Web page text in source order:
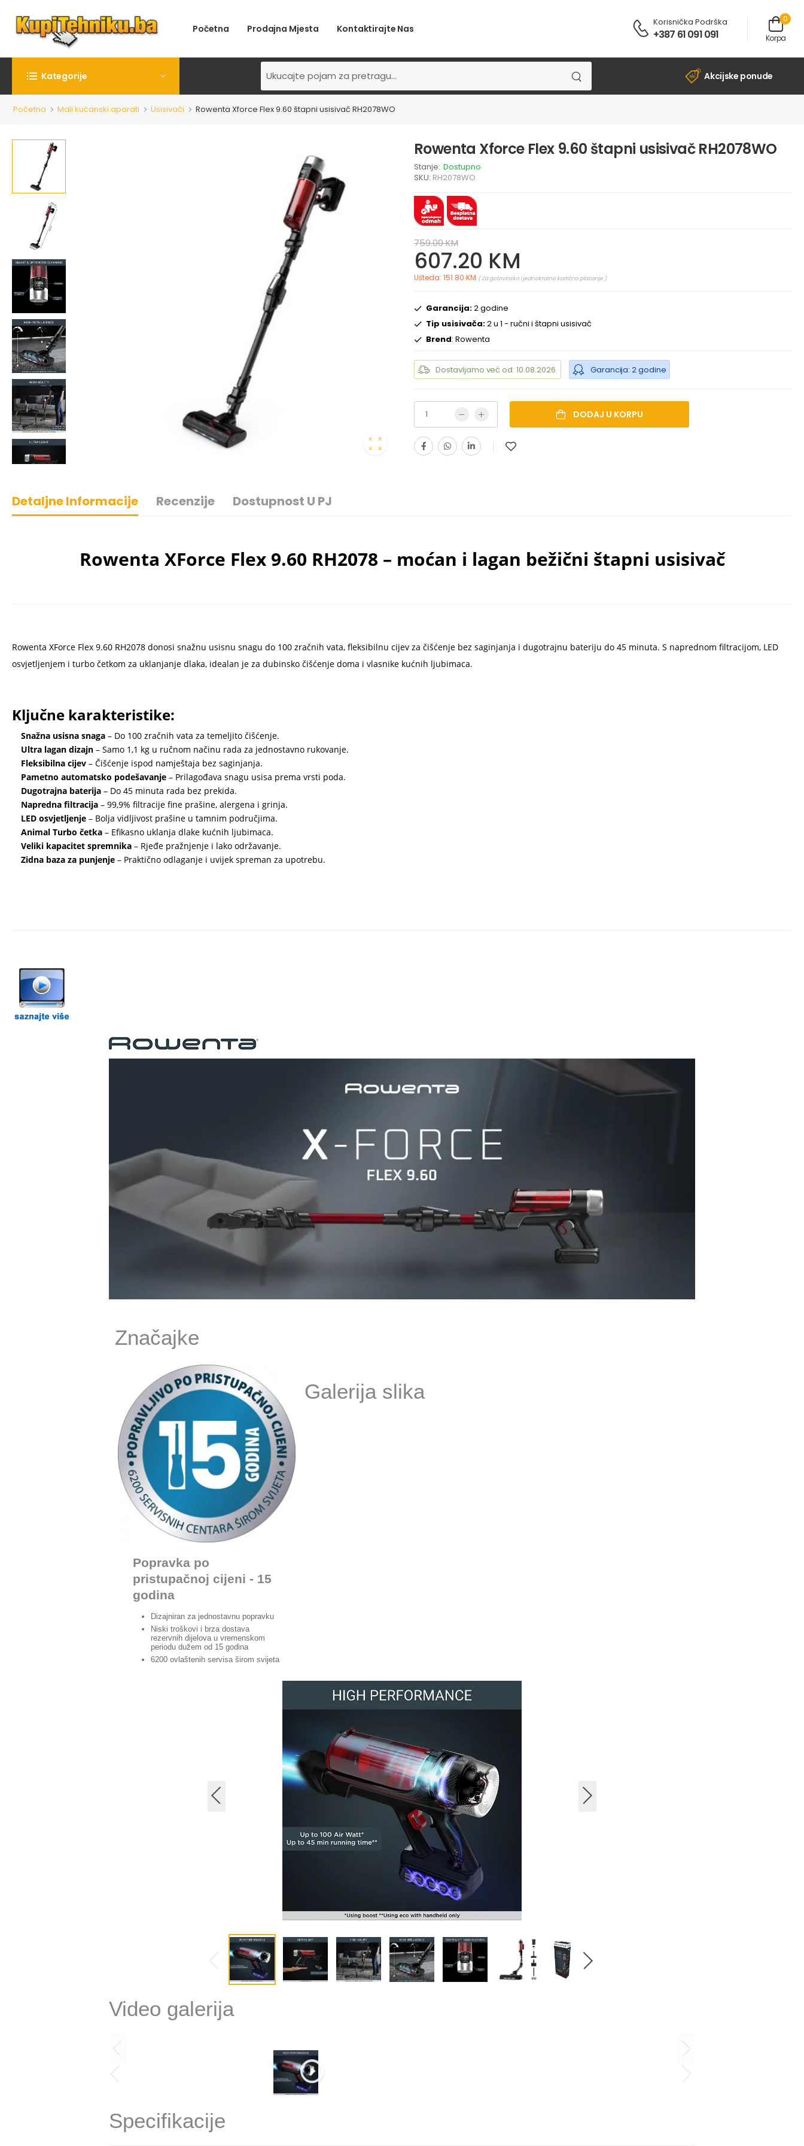
Početna Prodajna Mjesta Kontaktirajte Nas
Korisnička Podrška:
+387 61 091 091
0
Korpa
Kategorije Akcijske ponude
Početna Mali kućanski aparati Usisivači Rowenta Xforce Flex 9.60 štapni usisivač RH2078WO
Rowenta Xforce Flex 9.60 štapni usisivač RH2078WO
Stanje: Dostupno
SKU: RH2078WO
759.00 KM
607.20 KM
Ušteda: 151.80 KM ( Za gotovinsko i jednokratno kartično plaćanje )
Garancija:2 godine
Tip usisivača:2 u 1 - ručni i štapni usisivač
Brend: Rowenta
Dostavljamo već od: 10.08.2026. Garancija: 2 godine
DODAJ U KORPU
Detaljne Informacije Recenzije Dostupnost U PJ
Rowenta XForce Flex 9.60 RH2078 – moćan i lagan bežični štapni usisivač
Rowenta XForce Flex 9.60 RH2078 donosi snažnu usisnu snagu do 100 zračnih vata, fleksibilnu cijev za čišćenje bez saginjanja i dugotrajnu bateriju do 45 minuta. S naprednom filtracijom, LED
osvjetljenjem i turbo četkom za uklanjanje dlaka, idealan je za dubinsko čišćenje doma i vlasnike kućnih ljubimaca.
Ključne karakteristike:
Snažna usisna snaga – Do 100 zračnih vata za temeljito čišćenje.
Ultra lagan dizajn – Samo 1,1 kg u ručnom načinu rada za jednostavno rukovanje.
Fleksibilna cijev – Čišćenje ispod namještaja bez saginjanja.
Pametno automatsko podešavanje – Prilagođava snagu usisa prema vrsti poda.
Dugotrajna baterija – Do 45 minuta rada bez prekida.
Napredna filtracija – 99,9% filtracije fine prašine, alergena i grinja.
LED osvjetljenje – Bolja vidljivost prašine u tamnim područjima.
Animal Turbo četka – Efikasno uklanja dlake kućnih ljubimaca.
Veliki kapacitet spremnika – Rjeđe pražnjenje i lako održavanje.
Zidna baza za punjenje – Praktično odlaganje i uvijek spreman za upotrebu.
Značajke
Popravka po
pristupačnoj cijeni - 15
godina
Dizajniran za jednostavnu popravku
Niski troškovi i brza dostava
rezervnih dijelova u vremenskom
periodu dužem od 15 godina
6200 ovlaštenih servisa širom svijeta
Galerija slika
Video galerija
Specifikacije